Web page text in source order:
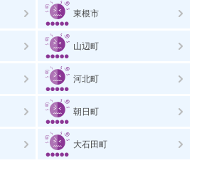
東根市
山辺町
河北町
朝日町
大石田町